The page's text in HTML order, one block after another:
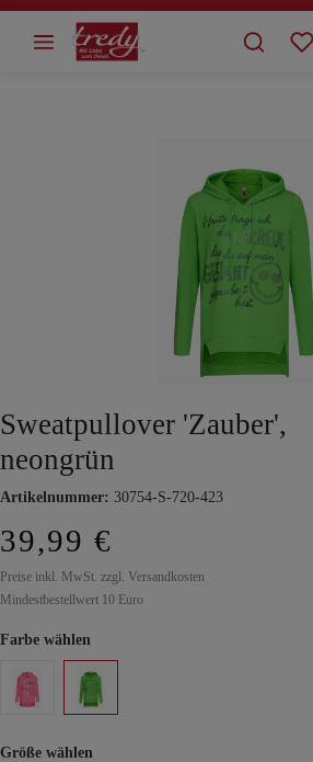
springen
Sweatpullover 'Zauber',
neongrün
Artikelnummer: 30754-S-720-423
39,99 €
Preise inkl. MwSt. zzgl. Versandkosten
Mindestbestellwert 10 Euro
Farbe wählen
Größe wählen